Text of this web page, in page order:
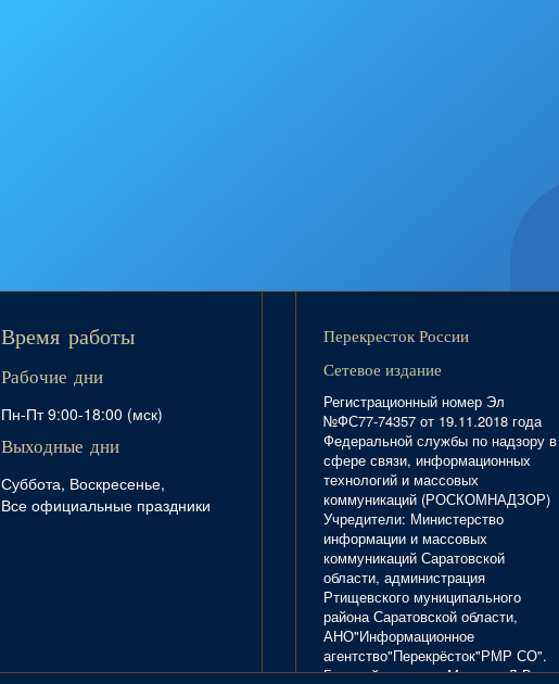
Время работы
Рабочие дни
Пн-Пт 9:00-18:00 (мск)
Выходные дни
Суббота, Воскресенье,
Все официальные праздники
Перекресток России
Сетевое издание
Регистрационный номер Эл
№ФС77-74357 от 19.11.2018 года
Федеральной службы по надзору в
сфере связи, информационных
технологий и массовых
коммуникаций (РОСКОМНАДЗОР)
Учредители: Министерство
информации и массовых
коммуникаций Саратовской
области, администрация
Ртищевского муниципального
района Саратовской области,
АНО"Информационное
агентство"Перекрёсток"РМР СО".
Главный редактор Маркова Л.В.